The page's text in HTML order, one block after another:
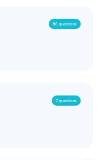
86 questions
7 questions